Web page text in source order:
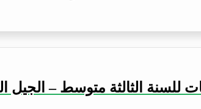
للسنة الثالثة متوسط – الجيل